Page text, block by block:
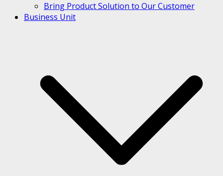
Bring Product Solution to Our Customer
Business Unit